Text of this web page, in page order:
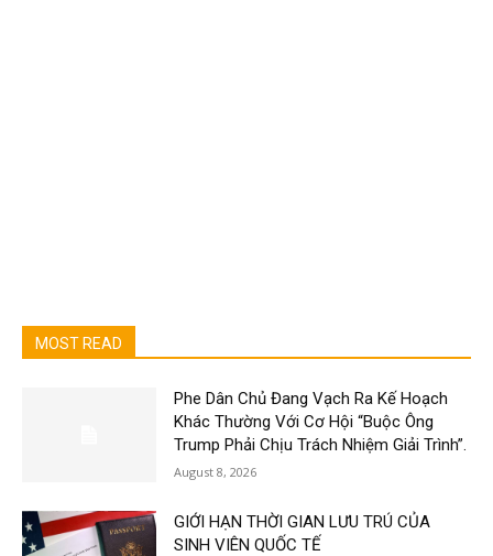
MOST READ
Phe Dân Chủ Đang Vạch Ra Kế Hoạch
Khác Thường Với Cơ Hội “Buộc Ông
Trump Phải Chịu Trách Nhiệm Giải Trình”.
August 8, 2026
GIỚI HẠN THỜI GIAN LƯU TRÚ CỦA
SINH VIÊN QUỐC TẾ